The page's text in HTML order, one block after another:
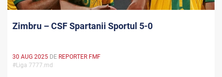
Zimbru – CSF Spartanii Sportul 5-0
30 AUG 2025 DE REPORTER FMF
#Liga 7777.md